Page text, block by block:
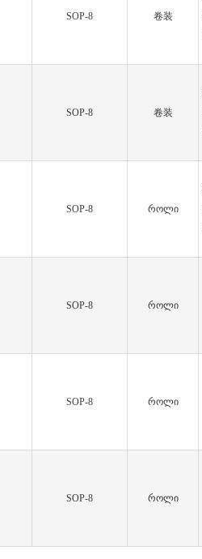
SOP-8 卷装
SOP-8 卷装
SOP-8 როლი
SOP-8 როლი
SOP-8 როლი
SOP-8 როლი